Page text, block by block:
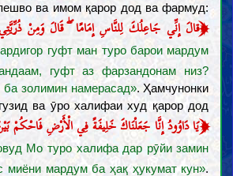
ва имом қарор дод ва фармуд:
﴿قالَ إِنِّي جَاعِلُكَ لِلنَّاسِ إِمَامًا ۖ قَالَ وَمِنْ
гуфт ман туро барои мардум
гуфт аз фарзандонам низ?
золимин намерасад». Ҳамчунонки
ва ӯро халифаи худ қарор дод
﴿يَا دَاوُودُ إِنَّا جَعَلْنَاكَ خَلِيفَةً فِي الْأَرْضِ فَاحْكُمْ
Мо туро халифа дар рӯйи замин
миёни мардум ба ҳақ ҳукумат кун».